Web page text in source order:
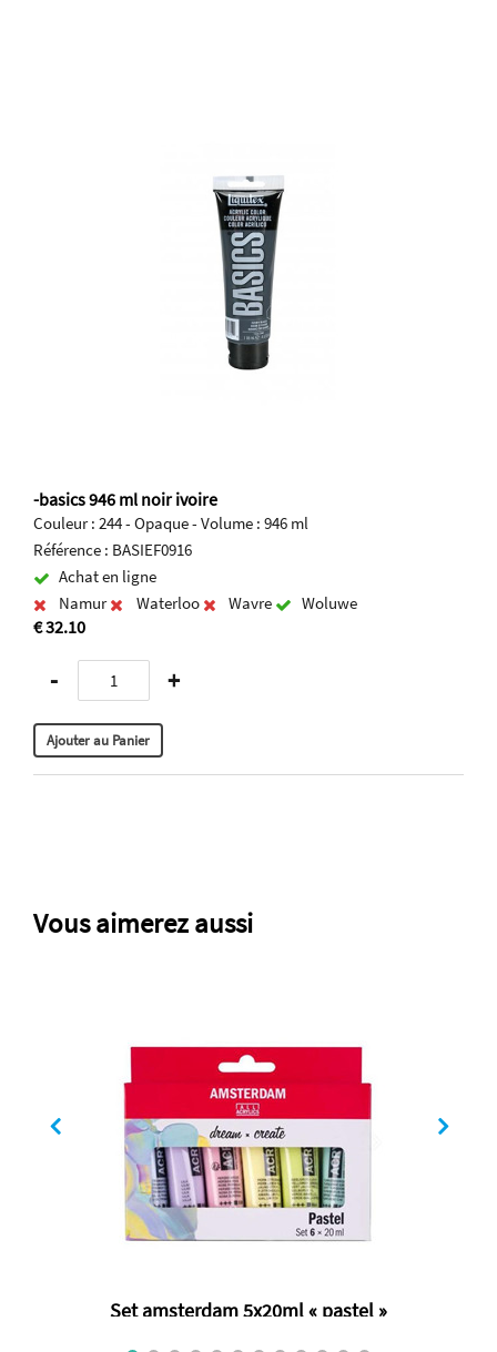
-basics 946 ml noir ivoire
Couleur : 244 - Opaque - Volume : 946 ml
Référence : BASIEF0916
Achat en ligne
Namur
Waterloo Wavre Woluwe
€ 32.10
- +
Vous aimerez aussi
Set amsterdam 5x20ml « pastel »